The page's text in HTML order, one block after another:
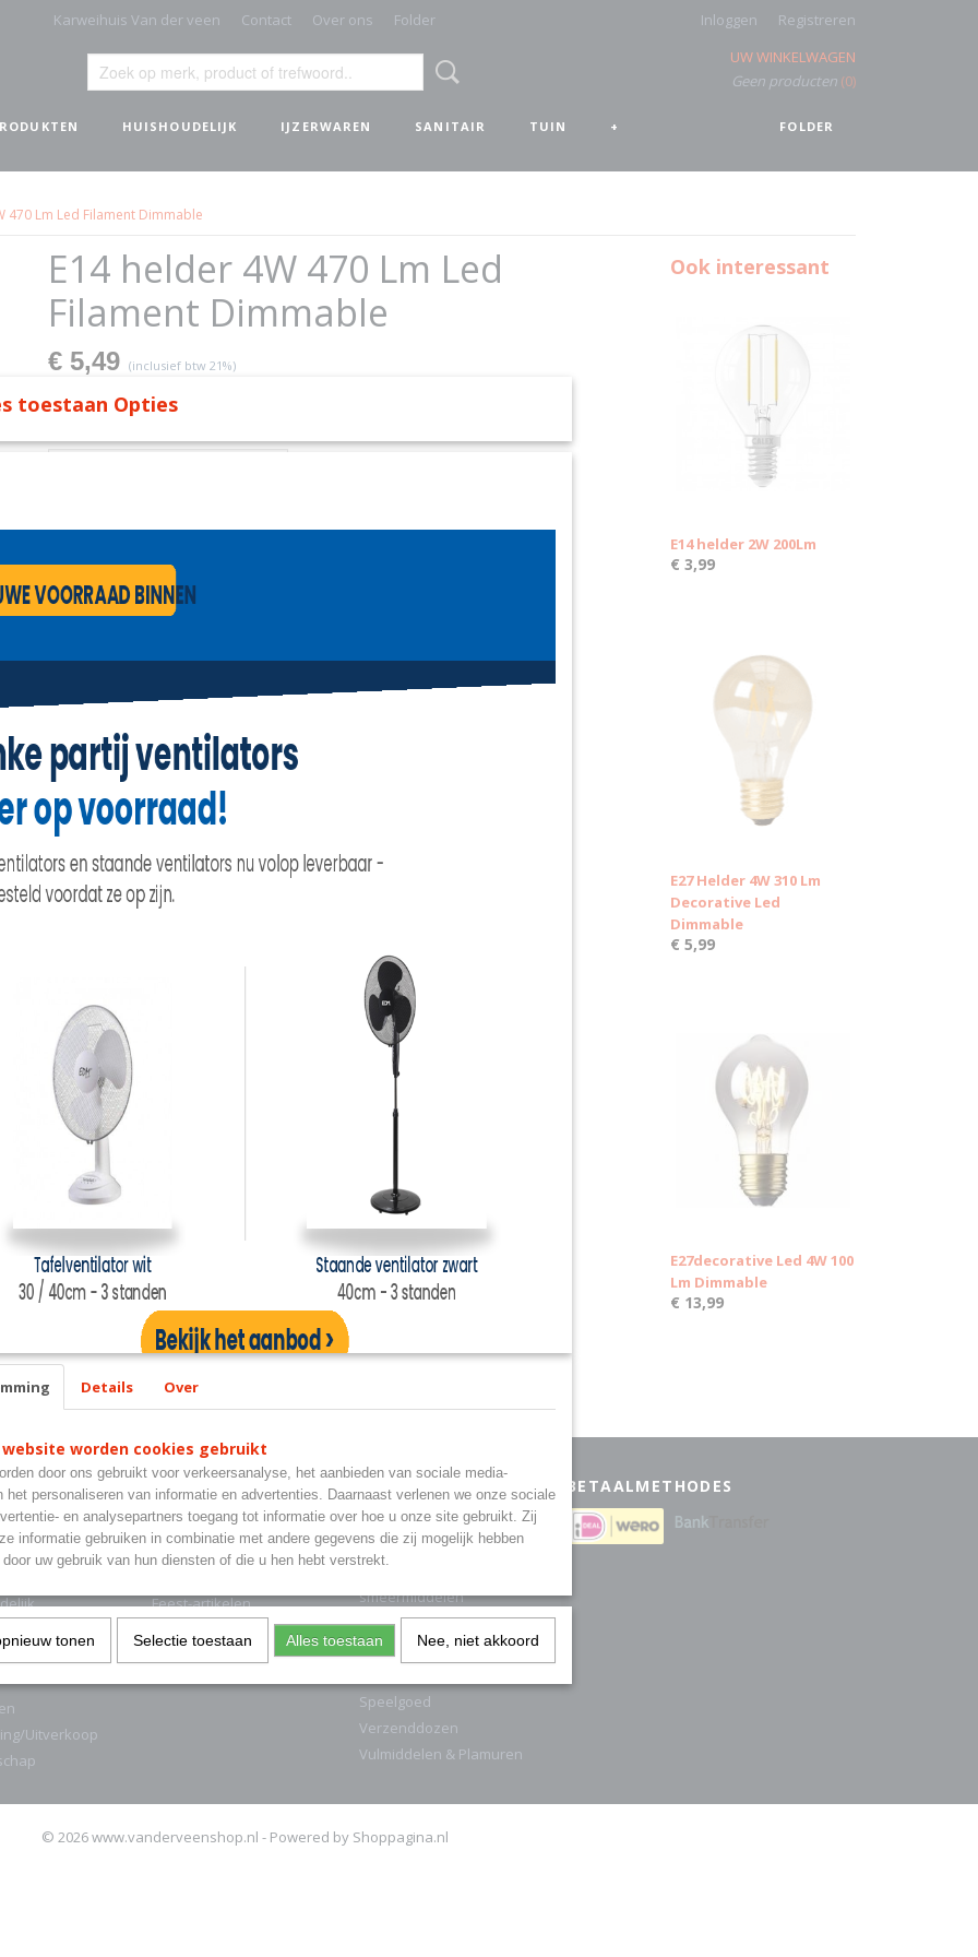
Karweihuis Van der veen Contact Over ons Folder Inloggen
Registreren
UW WINKELWAGEN
Geen producten (0)
FOLDER
HUISHOUDELIJK IJZERWAREN SANITAIR TUIN +
470 Lm Led Filament Dimmable
E14 helder 4W 470 Lm Led
Filament Dimmable
€ 5,49 (inclusief btw 21%)
✓Op voorraad
Ook interessant
E14 helder 2W 200Lm
€ 3,99
E27 Helder 4W 310 Lm
Decorative Led
Dimmable
€ 5,99
E27decorative Led 4W 100
Lm Dimmable
€ 13,99
Vuurwerk
Uitverkoop
Auto & Fiets
Cadeaubonnen
Feest-artikelen
Keuken benodigdheden
Lijmen & Kitten
smeermiddelen
PVC
Schoonmaak
Speelgoed
Verzenddozen
Vulmiddelen & Plamuren
BETAALMETHODES
© 2026 www.vanderveenshop.nl - Powered by Shoppagina.nl
toestaan Opties
Ok
Details Over
website worden cookies gebruikt
door ons gebruikt voor verkeersanalyse, het aanbieden van sociale media-
het personaliseren van informatie en advertenties. Daarnaast verlenen we onze sociale
en analysepartners toegang tot informatie over hoe u onze site gebruikt. Zij
informatie gebruiken in combinatie met andere gegevens die zij mogelijk hebben
uw gebruik van hun diensten of die u hen hebt verstrekt.
tonen Selectie toestaan Alles toestaan Nee, niet akkoord